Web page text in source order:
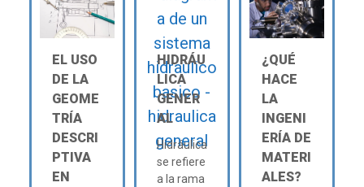
EL USO
DE LA
GEOME
TRÍA
DESCRI
PTIVA
EN
HIDRÁU
LICA
GENER
AL
Hidráulica
se refiere
a la rama
¿QUÉ
HACE
LA
INGENI
ERÍA DE
MATERI
ALES?